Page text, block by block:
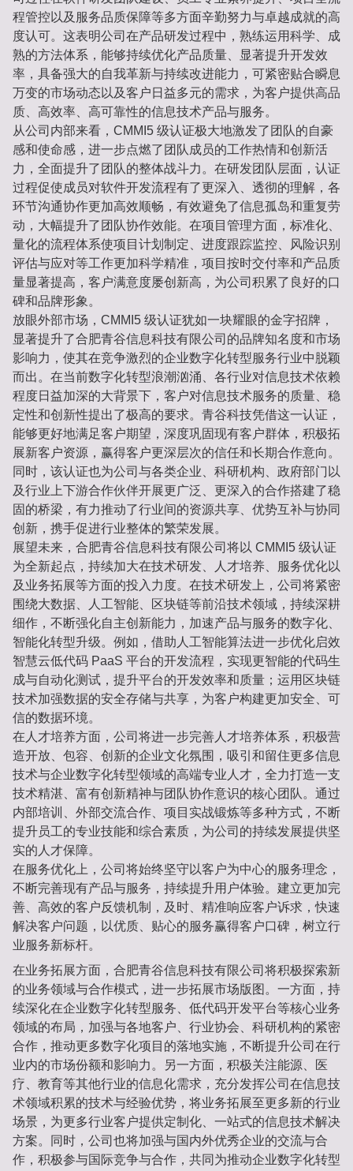
程管控以及服务品质保障等多方面辛勤努力与卓越成就的高
度认可。这表明公司在产品研发过程中，熟练运用科学、成
熟的方法体系，能够持续优化产品质量、显著提升开发效
率，具备强大的自我革新与持续改进能力，可紧密贴合瞬息
万变的市场动态以及客户日益多元的需求，为客户提供高品
质、高效率、高可靠性的信息技术产品与服务。
从公司内部来看，CMMI5 级认证极大地激发了团队的自豪
感和使命感，进一步点燃了团队成员的工作热情和创新活
力，全面提升了团队的整体战斗力。在研发团队层面，认证
过程促使成员对软件开发流程有了更深入、透彻的理解，各
环节沟通协作更加高效顺畅，有效避免了信息孤岛和重复劳
动，大幅提升了团队协作效能。在项目管理方面，标准化、
量化的流程体系使项目计划制定、进度跟踪监控、风险识别
评估与应对等工作更加科学精准，项目按时交付率和产品质
量显著提高，客户满意度屡创新高，为公司积累了良好的口
碑和品牌形象。
放眼外部市场，CMMI5 级认证犹如一块耀眼的金字招牌，
显著提升了合肥青谷信息科技有限公司的品牌知名度和市场
影响力，使其在竞争激烈的企业数字化转型服务行业中脱颖
而出。在当前数字化转型浪潮汹涌、各行业对信息技术依赖
程度日益加深的大背景下，客户对信息技术服务的质量、稳
定性和创新性提出了极高的要求。青谷科技凭借这一认证，
能够更好地满足客户期望，深度巩固现有客户群体，积极拓
展新客户资源，赢得客户更深层次的信任和长期合作意向。
同时，该认证也为公司与各类企业、科研机构、政府部门以
及行业上下游合作伙伴开展更广泛、更深入的合作搭建了稳
固的桥梁，有力推动了行业间的资源共享、优势互补与协同
创新，携手促进行业整体的繁荣发展。
展望未来，合肥青谷信息科技有限公司将以 CMMI5 级认证
为全新起点，持续加大在技术研发、人才培养、服务优化以
及业务拓展等方面的投入力度。在技术研发上，公司将紧密
围绕大数据、人工智能、区块链等前沿技术领域，持续深耕
细作，不断强化自主创新能力，加速产品与服务的数字化、
智能化转型升级。例如，借助人工智能算法进一步优化启效
智慧云低代码 PaaS 平台的开发流程，实现更智能的代码生
成与自动化测试，提升平台的开发效率和质量；运用区块链
技术加强数据的安全存储与共享，为客户构建更加安全、可
信的数据环境。
在人才培养方面，公司将进一步完善人才培养体系，积极营
造开放、包容、创新的企业文化氛围，吸引和留住更多信息
技术与企业数字化转型领域的高端专业人才，全力打造一支
技术精湛、富有创新精神与团队协作意识的核心团队。通过
内部培训、外部交流合作、项目实战锻炼等多种方式，不断
提升员工的专业技能和综合素质，为公司的持续发展提供坚
实的人才保障。
在服务优化上，公司将始终坚守以客户为中心的服务理念，
不断完善现有产品与服务，持续提升用户体验。建立更加完
善、高效的客户反馈机制，及时、精准响应客户诉求，快速
解决客户问题，以优质、贴心的服务赢得客户口碑，树立行
业服务新标杆。
在业务拓展方面，合肥青谷信息科技有限公司将积极探索新
的业务领域与合作模式，进一步拓展市场版图。一方面，持
续深化在企业数字化转型服务、低代码开发平台等核心业务
领域的布局，加强与各地客户、行业协会、科研机构的紧密
合作，推动更多数字化项目的落地实施，不断提升公司在行
业内的市场份额和影响力。另一方面，积极关注能源、医
疗、教育等其他行业的信息化需求，充分发挥公司在信息技
术领域积累的技术与经验优势，将业务拓展至更多新的行业
场景，为更多行业客户提供定制化、一站式的信息技术解决
方案。同时，公司也将加强与国内外优秀企业的交流与合
作，积极参与国际竞争与合作，共同为推动企业数字化转型